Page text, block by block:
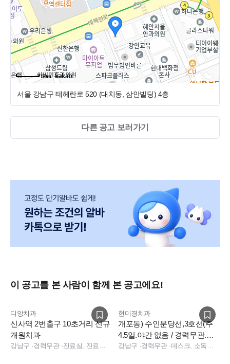
50m
서울 강남구 테헤란로 520 (대치동, 삼안빌딩) 4층
다른 공고 보러가기
이 공고를 본 사람이 함께 본 공고에요!
디앙치과
신사역 2번출구 10초거리 신규
개원치과
강남구 ·경력무관· 진료실, 진료팀장
현미경치과
개포동) 수인분당선,3호선(주
4.5일.야간 없음 / 경력무관.나
이무관) 정규직 구인합니다
강남구 ·경력무관· 데스크, 소독실, 진료실